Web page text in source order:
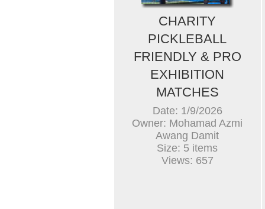
CHARITY
PICKLEBALL
FRIENDLY & PRO
EXHIBITION
MATCHES
Date: 1/9/2026
Owner: Mohamad Azmi
Awang Damit
Size: 5 items
Views: 657